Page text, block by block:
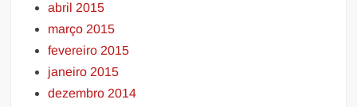
abril 2015
março 2015
fevereiro 2015
janeiro 2015
dezembro 2014